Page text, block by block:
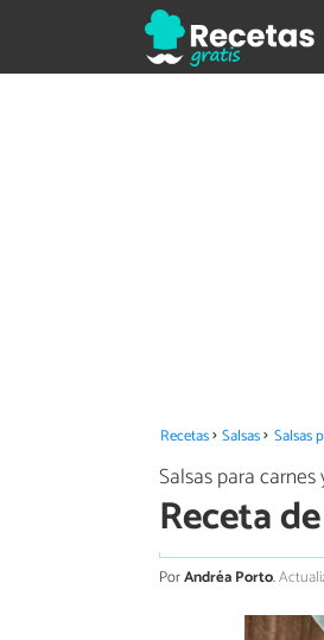
Recetas Salsas Salsas
Salsas para
Receta
PorAndréa Porto.